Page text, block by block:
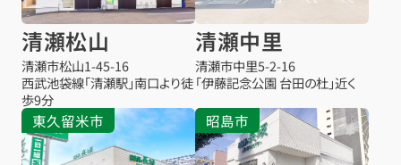
清瀬松山
清瀬市松山1-45-16
西武池袋線「清瀬駅」南口より徒
歩9分
清瀬中里
清瀬市中里5-2-16
「伊藤記念公園 台田の杜」近く
東久留米市 昭島市